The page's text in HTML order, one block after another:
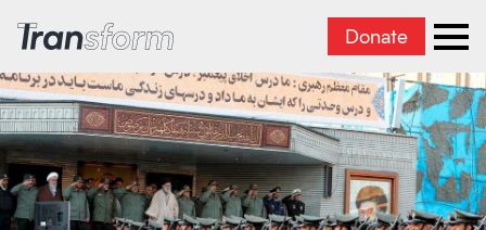
Transform Iran Donate